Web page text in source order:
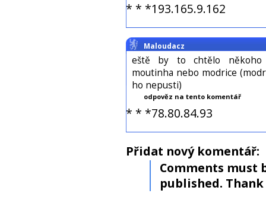
* * *193.165.9.162
Maloudacz
eště by to chtělo někoho
moutinha nebo modrice
ho nepusti)
odpověz na tento komentář
* * *78.80.84.93
Přidat nový komentář:
Comments must
published. Thank